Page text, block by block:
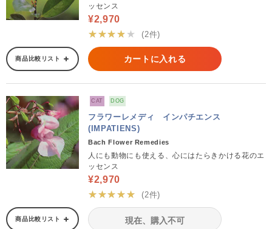
ッセンス
¥2,970
★★★★★
(2件)
商品比較リスト カートに入れる
CAT DOG
フラワーレメディ インパチエンス
(IMPATIENS)
Bach Flower Remedies
人にも動物にも使える、心にはたらきかける花のエ
ッセンス
¥2,970
★★★★★
(2件)
商品比較リスト 現在、購入不可